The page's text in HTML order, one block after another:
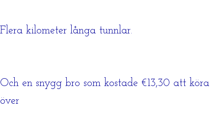
Flera kilometer långa tunnlar.
Och en snygg bro som kostade €13,30 att köra
över